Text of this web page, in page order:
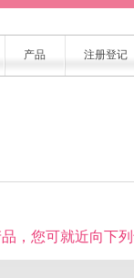
产品 注册登记
，您可就近向下列